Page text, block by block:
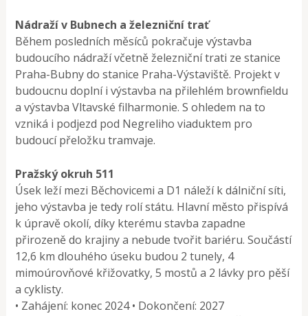
Nádraží v Bubnech a železniční trať
Během posledních měsíců pokračuje výstavba
budoucího nádraží včetně železniční trati ze stanice
Praha-Bubny do stanice Praha-Výstaviště. Projekt v
budoucnu doplní i výstavba na přilehlém brownfieldu
a výstavba Vltavské filharmonie. S ohledem na to
vzniká i podjezd pod Negreliho viaduktem pro
budoucí přeložku tramvaje.
Pražský okruh 511
Úsek leží mezi Běchovicemi a D1 náleží k dálniční síti,
jeho výstavba je tedy rolí státu. Hlavní město přispívá
k úpravě okolí, díky kterému stavba zapadne
přirozeně do krajiny a nebude tvořit bariéru. Součástí
12,6 km dlouhého úseku budou 2 tunely, 4
mimoúrovňové křižovatky, 5 mostů a 2 lávky pro pěší
a cyklisty.
• Zahájení: konec 2024 • Dokončení: 2027